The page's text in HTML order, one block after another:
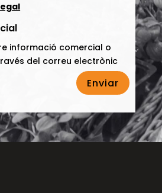
informació comercial o
del correu electrònic
Enviar